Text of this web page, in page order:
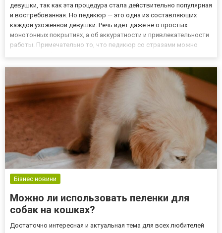
девушки, так как эта процедура стала действительно популярная
и востребованная. Но педикюр — это одна из составляющих
каждой ухоженной девушки. Речь идет даже не о простых
монотонных покрытиях, а об аккуратности и привлекательности
работы. Примечательно то, что педикюр со стразами можно
Бізнес новини
Можно ли использовать пеленки для
собак на кошках?
Достаточно интересная и актуальная тема для всех любителей